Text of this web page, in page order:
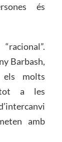
és
Barbash,
els molts
a les
amb